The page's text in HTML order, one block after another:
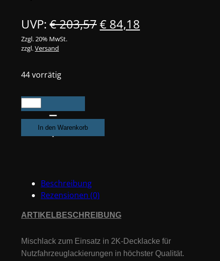
UVP: €203,57Ursprünglicher
€ 84,18
Zzgl. 20% MwSt.
zzgl.Versand
44 vorrätig
Standox
Standomix
Standofleet,
Opal
In den Warenkorb
Beschreibung
Rezensionen (0)
ARTIKELBESCHREIBUNG
Mischlack zum Einsatz in 2K-Decklacke für
Nutzfahrzeuglackierungen in höchster Qualität.